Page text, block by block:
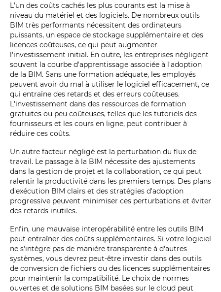
L'un des coûts cachés les plus courants est la mise à
niveau du matériel et des logiciels. De nombreux outils
BIM très performants nécessitent des ordinateurs
puissants, un espace de stockage supplémentaire et des
licences coûteuses, ce qui peut augmenter
l'investissement initial. En outre, les entreprises négligent
souvent la courbe d'apprentissage associée à l'adoption
de la BIM. Sans une formation adéquate, les employés
peuvent avoir du mal à utiliser le logiciel efficacement, ce
qui entraîne des retards et des erreurs coûteuses.
L'investissement dans des ressources de formation
gratuites ou peu coûteuses, telles que les tutoriels des
fournisseurs et les cours en ligne, peut contribuer à
réduire ces coûts.
Un autre facteur négligé est la perturbation du flux de
travail. Le passage à la BIM nécessite des ajustements
dans la gestion de projet et la collaboration, ce qui peut
ralentir la productivité dans les premiers temps. Des plans
d'exécution BIM clairs et des stratégies d'adoption
progressive peuvent minimiser ces perturbations et éviter
des retards inutiles.
Enfin, une mauvaise interopérabilité entre les outils BIM
peut entraîner des coûts supplémentaires. Si votre logiciel
ne s'intègre pas de manière transparente à d'autres
systèmes, vous devrez peut-être investir dans des outils
de conversion de fichiers ou des licences supplémentaires
pour maintenir la compatibilité. Le choix de normes
ouvertes et de solutions BIM basées sur le cloud peut